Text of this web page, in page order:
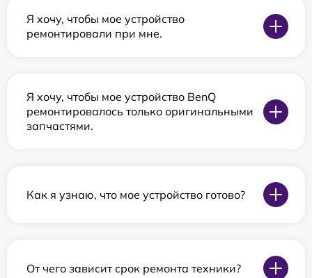
Я хочу, чтобы мое устройство
ремонтировали при мне.
Я хочу, чтобы мое устройство BenQ
ремонтировалось только оригинальными
запчастями.
Как я узнаю, что мое устройство готово?
От чего зависит срок ремонта техники?